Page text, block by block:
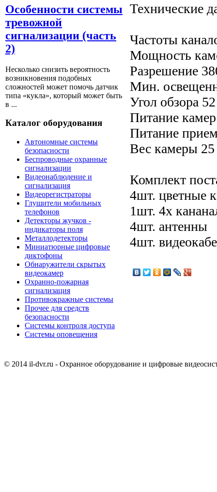
Особенности системы
тревожной
сигнализации (часть
2)
Несколько снизить вероятность
возникновения подобных
сложностей может помочь датчик
типа «кукла», который может быть
в ...
Каталог оборудования
Автономные системы
безопасности
Беспроводные охранные
сигнализации
Видеонаблюдение и
сигнализация
Видеорегистраторы
Глушители мобильных
телефонов
Детекторы жучков -
индикаторы поля
Металлодетекторы
Миниатюрные цифровые
диктофоны
Обнаружители скрытых
видеокамер
Охранно-пожарная
сигнализация
Противокражные системы
Прочее для средств
безопасности
Системы контроля доступа
Системы оповещения
Технические
Частоты
Мощность
Разрешение
Мин.
Угол обзора
Питание
Питание
Вес камеры 25
Комплект
4шт. цветные
1шт. 4х
4шт. антенны
4шт.
© 2014 il-dvr.ru - Охранное оборудование и цифровые